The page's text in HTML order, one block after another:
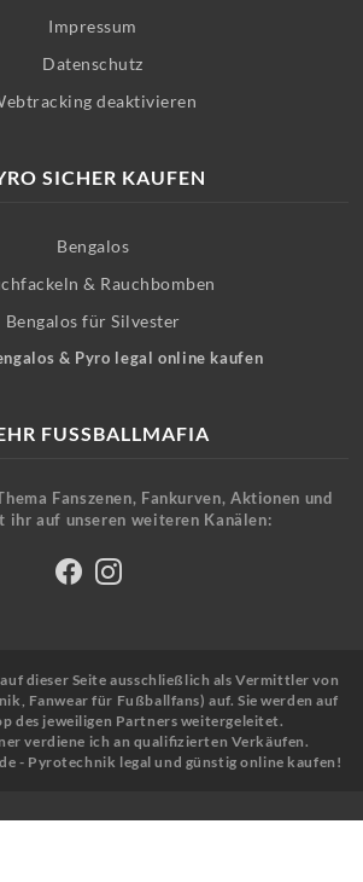
Impressum
Datenschutz
deaktivieren
SICHER KAUFEN
Bengalos
& Rauchbomben
Bengalos für Silvester
& Pyro legal online kaufen
FUSSBALLMAFIA
Fanszenen, Fankurven, Aktionen und
ihr auf unseren weiteren Kanälen:
dieser Seite ausschließlich als Vermittler von
Fanwear für Fußballfans) auf. Sie werden auf
des jeweiligen Partners weitergeleitet.
verdiene ich an qualifizierten Verkäufen.
- Pyrotechnik legal und günstig online kaufen!